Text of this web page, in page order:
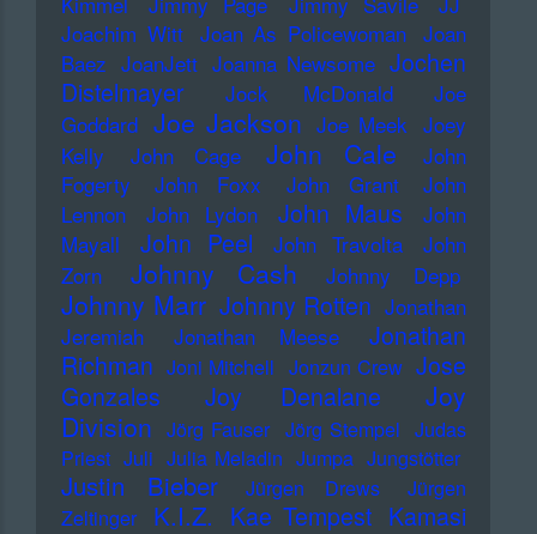
Joachim Witt Joan As Policewoman Joan
Baez JoanJett Joanna Newsome Jochen
Distelmayer
Jock McDonald
Joe
Goddard Joe Jackson Joe Meek Joey
Kelly
John Cage John Cale
John
Fogerty
John Foxx John Grant
John
Lennon
John Lydon John Maus
John
Mayall
John Peel John Travolta
John
Zorn
Johnny Cash Johnny Depp
Johnny Marr Johnny Rotten Jonathan
Jeremiah
Jonathan Meese
Jonathan
Richman Joni Mitchell Jonzun Crew Jose
Gonzales
Joy Denalane
Joy
Division Jörg Fauser Jörg Stempel Judas
Priest Juli Julia Meladin Jumpa Jungstötter
Justin Bieber Jürgen Drews
Jürgen
Zeltinger
K.I.Z. Kae Tempest Kamasi